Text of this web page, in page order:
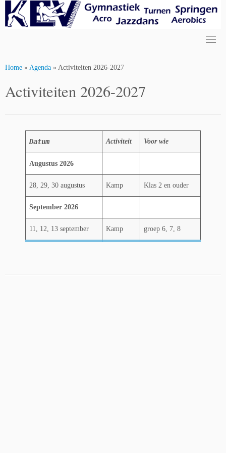
content
Home » Agenda » Activiteiten 2026-2027
Activiteiten 2026-2027
Datum Activiteit Voor wie
Augustus 2026
28, 29, 30 augustus Kamp Klas 2 en ouder
September 2026
11, 12, 13 september Kamp groep 6, 7, 8